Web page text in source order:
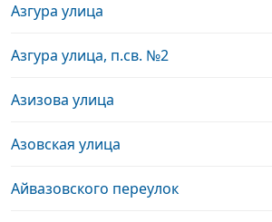
Азгура улица
Азгура улица, п.св. №2
Азизова улица
Азовская улица
Айвазовского переулок